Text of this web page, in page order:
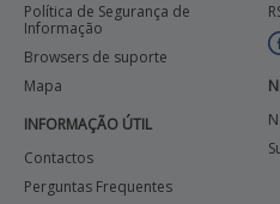
Política de Segurança de
Informação
Browsers de suporte
Mapa
INFORMAÇÃO ÚTIL
Contactos
Perguntas Frequentes